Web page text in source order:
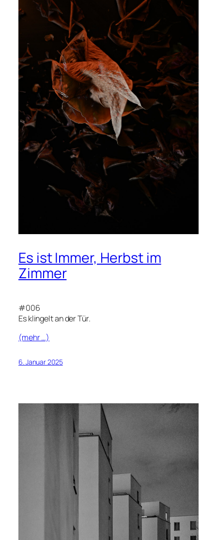
Es ist Immer, Herbst im
Zimmer
#006
Es klingelt an der Tür.
(mehr …)
6. Januar 2025